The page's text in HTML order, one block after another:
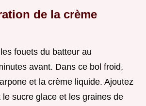
de la crème
fouets du batteur au
avant. Dans ce bol froid,
et la crème liquide. Ajoutez
le sucre glace et les graines de